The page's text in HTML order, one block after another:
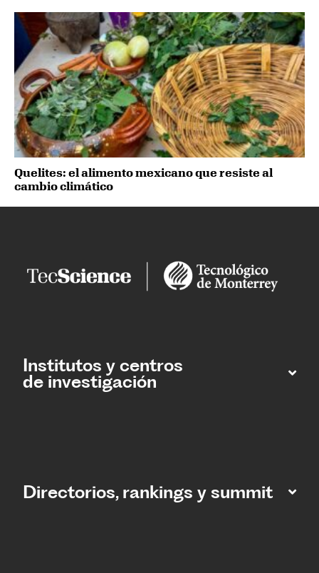
Quelites: el alimento mexicano que resiste al
cambio climático
Institutos y centros
de investigación
Directorios, rankings y summit